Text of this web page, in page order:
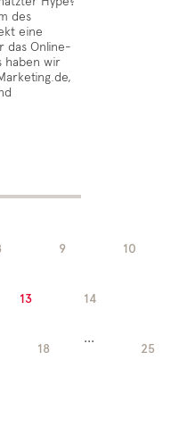
des
eine
das Online-
haben wir
9 10
13 14
18
...
25